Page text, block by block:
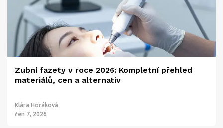
Zubní fazety v roce 2026: Kompletní přehled
materiálů, cen a alternativ
Klára Horáková
čen 7, 2026